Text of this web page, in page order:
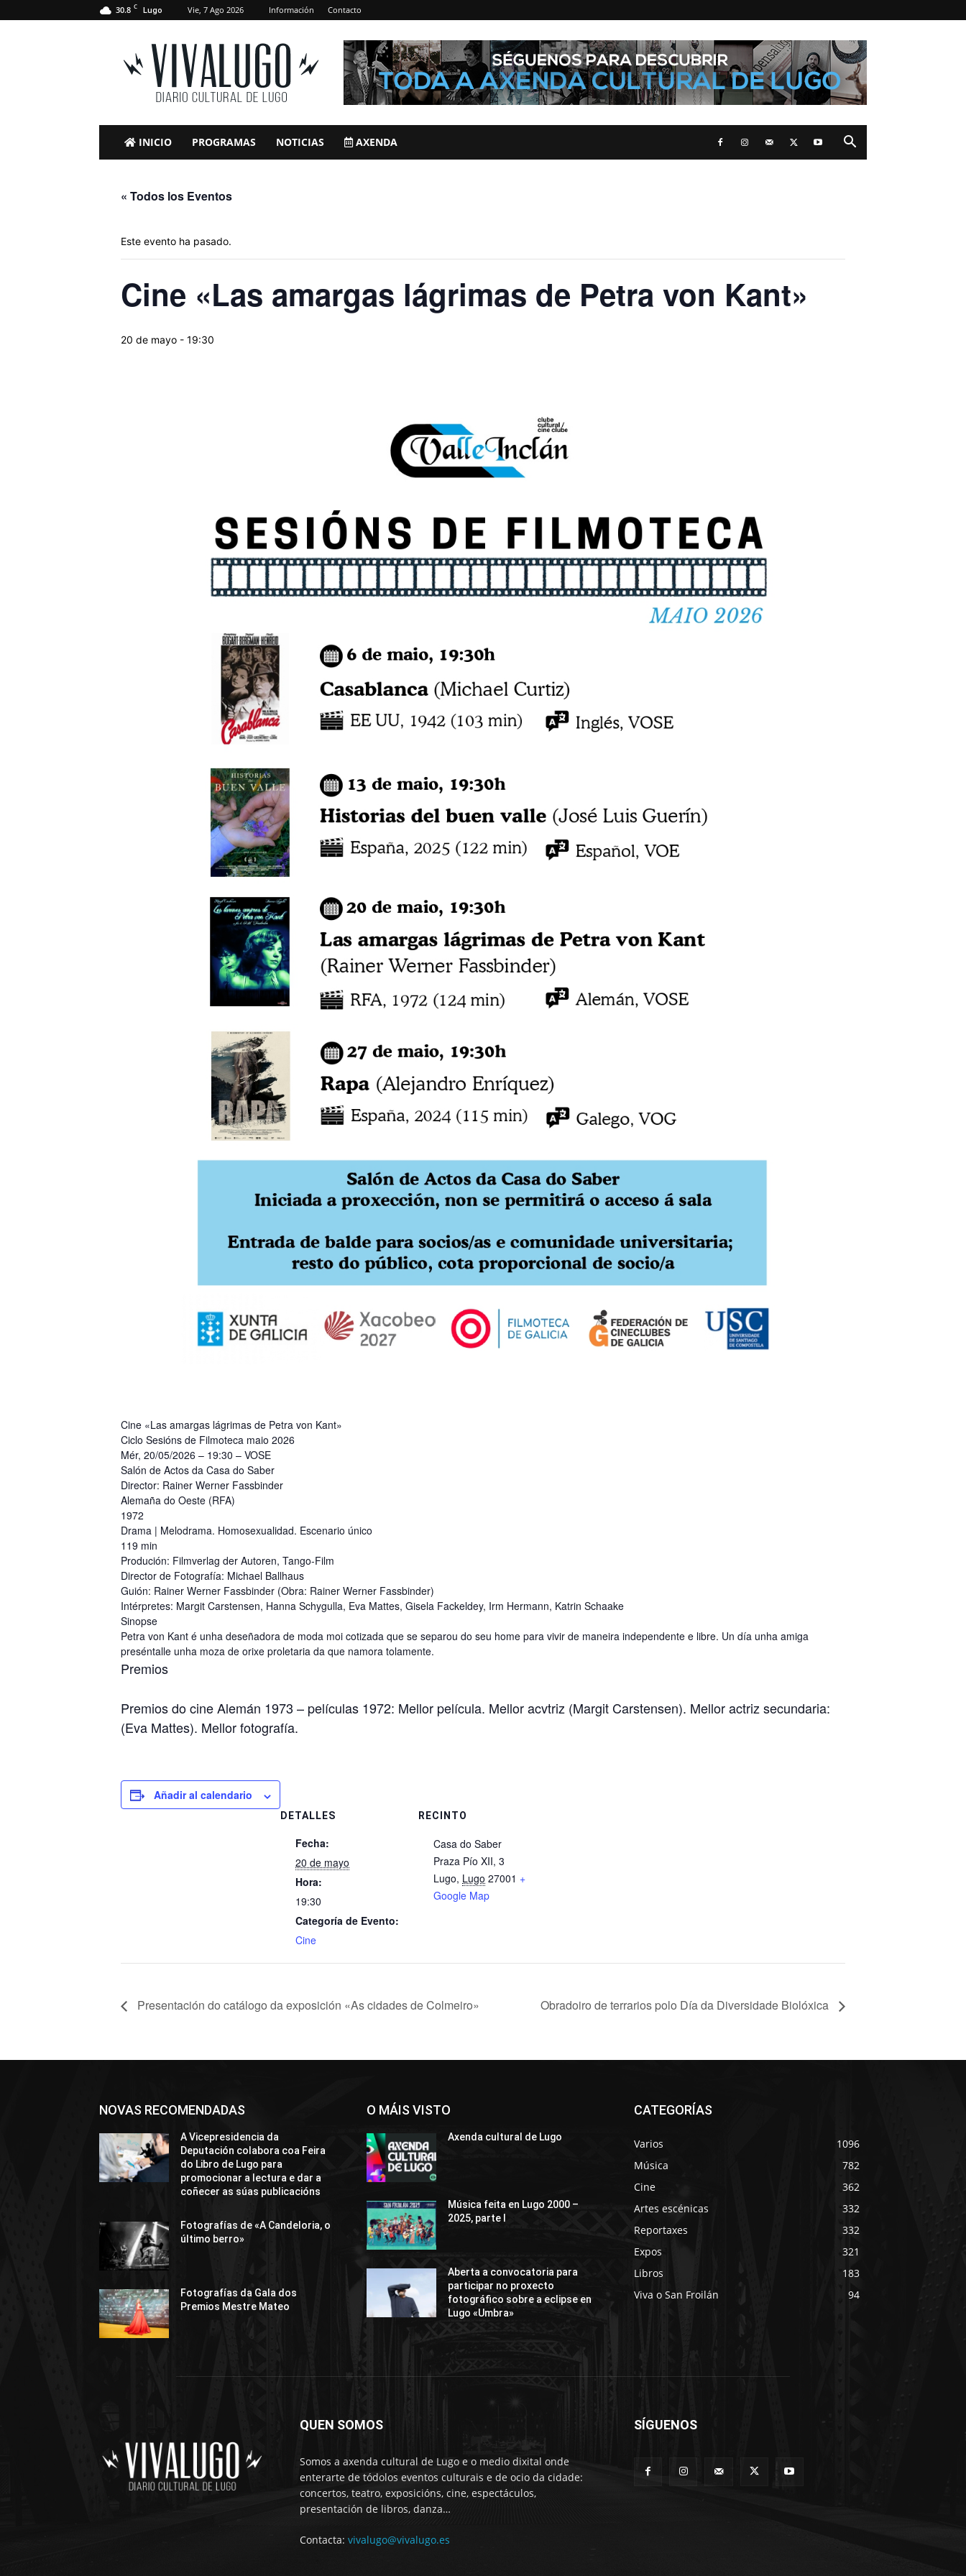
30.8 C Lugo Vie, 7 Ago 2026 Información Contacto
VivaLugo
INICIO PROGRAMAS NOTICIAS AXENDA
« Todos los Eventos
Este evento ha pasado.
Cine «Las amargas lágrimas de Petra von Kant»
20 de mayo - 19:30
Cine «Las amargas lágrimas de Petra von Kant»
Ciclo Sesións de Filmoteca maio 2026
Mér, 20/05/2026 – 19:30 – VOSE
Salón de Actos da Casa do Saber
Director: Rainer Werner Fassbinder
Alemaña do Oeste (RFA)
1972
Drama | Melodrama. Homosexualidad. Escenario único
119 min
Produción: Filmverlag der Autoren, Tango-Film
Director de Fotografía: Michael Ballhaus
Guión: Rainer Werner Fassbinder (Obra: Rainer Werner Fassbinder)
Intérpretes: Margit Carstensen, Hanna Schygulla, Eva Mattes, Gisela Fackeldey, Irm Hermann, Katrin Schaake
Sinopse
Petra von Kant é unha deseñadora de moda moi cotizada que se separou do seu home para vivir de maneira independente e libre. Un día unha amiga
preséntalle unha moza de orixe proletaria da que namora tolamente.
Premios
Premios do cine Alemán 1973 – películas 1972: Mellor película. Mellor acvtriz (Margit Carstensen). Mellor actriz secundaria:
(Eva Mattes). Mellor fotografía.
Añadir al calendario
DETALLES
Fecha:
20 de mayo
Hora:
19:30
Categoría de Evento:
Cine
RECINTO
Casa do Saber
Praza Pío XII, 3
Lugo, Lugo 27001 +
Google Map
Presentación do catálogo da exposición «As cidades de Colmeiro» Obradoiro de terrarios polo Día da Diversidade Biolóxica
NOVAS RECOMENDADAS
A Vicepresidencia da
Deputación colabora coa Feira
do Libro de Lugo para
promocionar a lectura e dar a
coñecer as súas publicacións
Fotografías de «A Candeloria, o
último berro»
Fotografías da Gala dos
Premios Mestre Mateo
O MÁIS VISTO
Axenda cultural de Lugo
Música feita en Lugo 2000 –
2025, parte I
Aberta a convocatoria para
participar no proxecto
fotográfico sobre a eclipse en
Lugo «Umbra»
CATEGORÍAS
Varios
1096
Música
782
Cine
362
Artes escénicas
332
Reportaxes
332
Expos
321
Libros
183
Viva o San Froilán
94
QUEN SOMOS
Somos a axenda cultural de Lugo e o medio dixital onde
enterarte de tódolos eventos culturais e de ocio da cidade:
concertos, teatro, exposicións, cine, espectáculos,
presentación de libros, danza…
Contacta: vivalugo@vivalugo.es
SÍGUENOS